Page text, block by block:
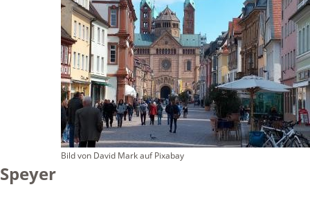
Bild von David Mark auf Pixabay
Speyer